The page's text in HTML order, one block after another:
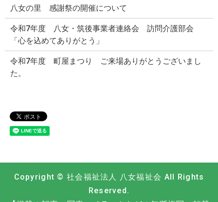
八女の里 感謝祭の開催について
令和7年度 八女・筑後事業者連絡会 訪問介護部会
「心を込めてありがとう」
令和7年度 町屋まつり ご来場ありがとうございまし
た。
Copyright © 社会福祉法人 八女福祉会 All Rights
Reserved.